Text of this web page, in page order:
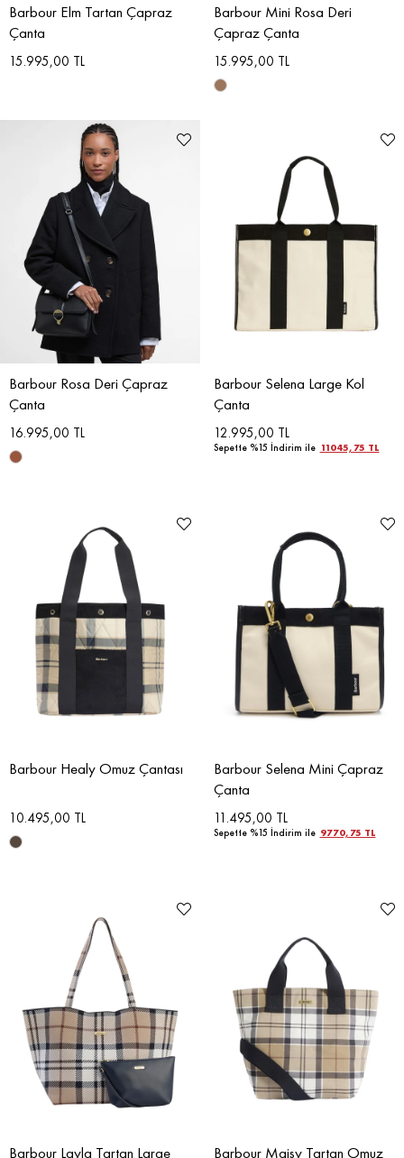
Barbour Elm Tartan Çapraz
Çanta
15.995,00 TL
Barbour Mini Rosa Deri
Çapraz Çanta
15.995,00 TL
Barbour Rosa Deri Çapraz
Çanta
16.995,00 TL
Barbour Selena Large Kol
Çanta
12.995,00 TL
Sepette %15 İndirim ile 11045,75 TL
Barbour Healy Omuz Çantası
10.495,00 TL
Barbour Selena Mini Çapraz
Çanta
11.495,00 TL
Sepette %15 İndirim ile 9770,75 TL
Barbour Layla Tartan Large Barbour Maisy Tartan Omuz